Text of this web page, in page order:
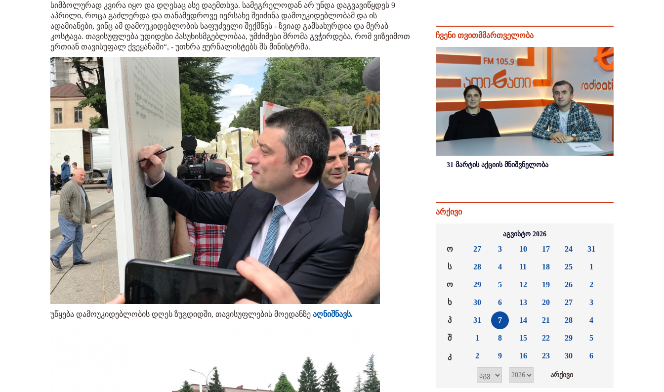
სიმბოლურად კვირა იყო და დღესაც ასე დაემთხვა. სამეგრელოდან არ უნდა დაგვავიწყდეს 9
აპრილი, როცა გაძლერდა და თანამედროვე იერსახე შეიძინა დამოუკიდებლობამ და ის
ადამიანები, ვინც ამ დამოუკიდებლობის საფუძველი შექმნეს - ზვიად გამსახურდია და მერაბ
კოსტავა. თავისუფლება უდიდესი პასუხისმგებლობაა, უმძიმესი შრომა გვჭირდება, რომ ვიზეიმოთ
ერთიან თავისუფალ ქვეყანაში“, - უთხრა ჟურნალისტებს შს მინისტრმა.
უწყება დამოუკიდებლობის დღეს ზუგდიდში, თავისუფლების მოედანზე აღნიშნავს.
ჩვენი თვითმმართველობა
31 მარტის აქციის მნიშვნელობა
არქივი
აგვისტო 2026
ო
ს
ო
ხ
პ
შ
კ
27
28
29
30
31
1
2
3
4
5
6
7
8
9
10
11
12
13
14
15
16
17
18
19
20
21
22
23
24
25
26
27
28
29
30
31
1
2
3
4
5
6